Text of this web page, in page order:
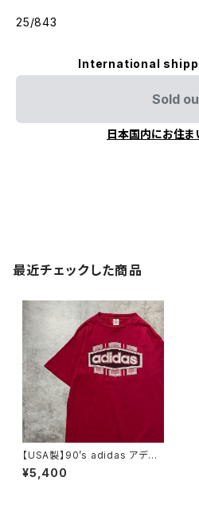
25/843
International
Sold
日本国内にお住ま
最近チェックした商品
【USA製】90’s adidas アディ
ダス プリントロゴ シングルス
テッチ レッド Tシャツ
¥5,400